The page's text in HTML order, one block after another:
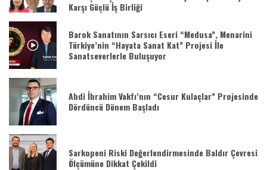
Karşı Güçlü İş Birliği
Barok Sanatının Sarsıcı Eseri “Medusa”, Menarini
Türkiye’nin “Hayata Sanat Kat” Projesi İle
Sanatseverlerle Buluşuyor
Abdi İbrahim Vakfı’nın “Cesur Kulaçlar” Projesinde
Dördüncü Dönem Başladı
Sarkopeni Riski Değerlendirmesinde Baldır Çevresi
Ölçümüne Dikkat Çekildi